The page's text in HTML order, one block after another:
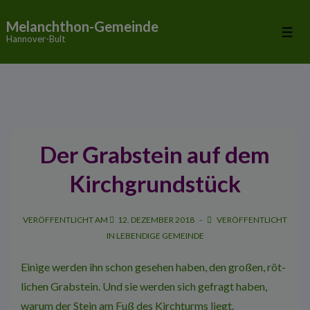
Zum
Melanchthon-Gemeinde
Hannover-Bult
Der Grabstein auf dem
Kirchgrundstück
VERÖFFENTLICHT AM 12. DEZEMBER 2018
VERÖFFENTLICHT
IN LEBENDIGE GEMEINDE
Einige werden ihn schon gesehen ha­ben, den großen, röt­
lichen Grabstein. Und sie werden sich ge­fragt haben,
warum der Stein am Fuß des Kirchturms liegt.